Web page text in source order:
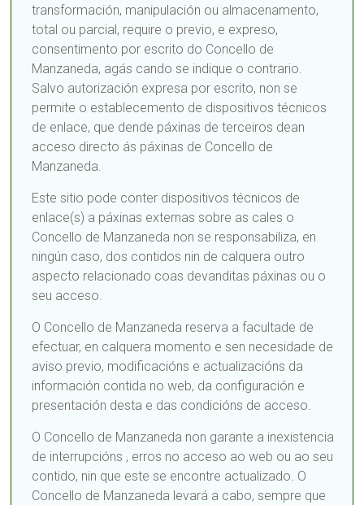
transformación, manipulación ou almacenamento,
total ou parcial, require o previo, e expreso,
consentimento por escrito do Concello de
Manzaneda, agás cando se indique o contrario.
Salvo autorización expresa por escrito, non se
permite o establecemento de dispositivos técnicos
de enlace, que dende páxinas de terceiros dean
acceso directo ás páxinas de Concello de
Manzaneda.
Este sitio pode conter dispositivos técnicos de
enlace(s) a páxinas externas sobre as cales o
Concello de Manzaneda non se responsabiliza, en
ningún caso, dos contidos nin de calquera outro
aspecto relacionado coas devanditas páxinas ou o
seu acceso.
O Concello de Manzaneda reserva a facultade de
efectuar, en calquera momento e sen necesidade de
aviso previo, modificacións e actualizacións da
información contida no web, da configuración e
presentación desta e das condicións de acceso.
O Concello de Manzaneda non garante a inexistencia
de interrupcións , erros no acceso ao web ou ao seu
contido, nin que este se encontre actualizado. O
Concello de Manzaneda levará a cabo, sempre que